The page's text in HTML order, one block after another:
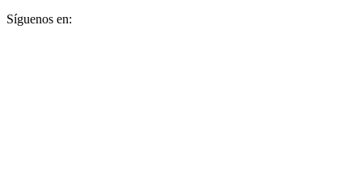
Síguenos en: